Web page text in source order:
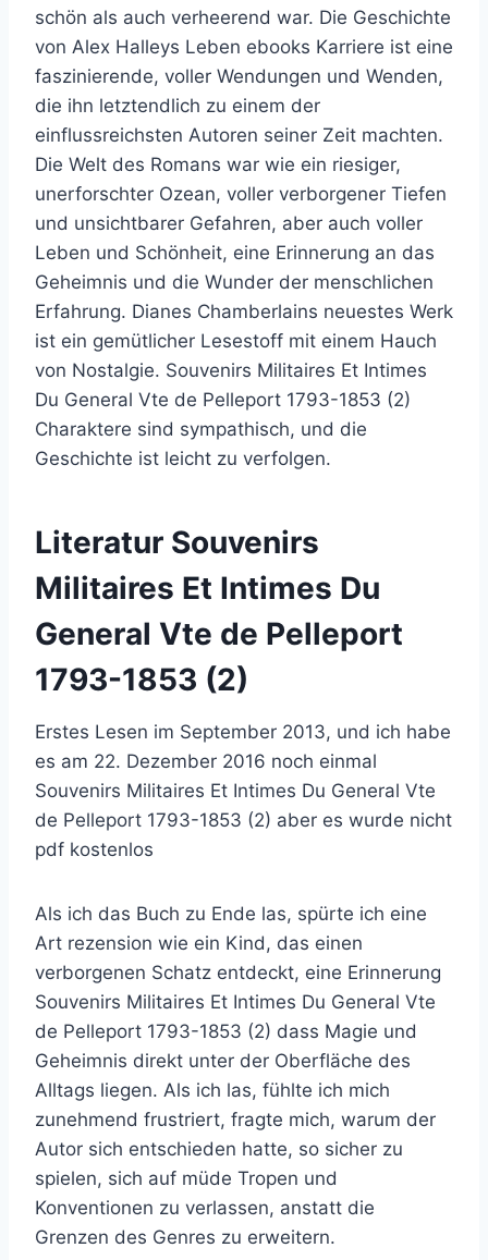
schön als auch verheerend war. Die Geschichte
von Alex Halleys Leben ebooks Karriere ist eine
faszinierende, voller Wendungen und Wenden,
die ihn letztendlich zu einem der
einflussreichsten Autoren seiner Zeit machten.
Die Welt des Romans war wie ein riesiger,
unerforschter Ozean, voller verborgener Tiefen
und unsichtbarer Gefahren, aber auch voller
Leben und Schönheit, eine Erinnerung an das
Geheimnis und die Wunder der menschlichen
Erfahrung. Dianes Chamberlains neuestes Werk
ist ein gemütlicher Lesestoff mit einem Hauch
von Nostalgie. Souvenirs Militaires Et Intimes
Du General Vte de Pelleport 1793-1853 (2)
Charaktere sind sympathisch, und die
Geschichte ist leicht zu verfolgen.
Literatur Souvenirs
Militaires Et Intimes Du
General Vte de Pelleport
1793-1853 (2)
Erstes Lesen im September 2013, und ich habe
es am 22. Dezember 2016 noch einmal
Souvenirs Militaires Et Intimes Du General Vte
de Pelleport 1793-1853 (2) aber es wurde nicht
pdf kostenlos
Als ich das Buch zu Ende las, spürte ich eine
Art rezension wie ein Kind, das einen
verborgenen Schatz entdeckt, eine Erinnerung
Souvenirs Militaires Et Intimes Du General Vte
de Pelleport 1793-1853 (2) dass Magie und
Geheimnis direkt unter der Oberfläche des
Alltags liegen. Als ich las, fühlte ich mich
zunehmend frustriert, fragte mich, warum der
Autor sich entschieden hatte, so sicher zu
spielen, sich auf müde Tropen und
Konventionen zu verlassen, anstatt die
Grenzen des Genres zu erweitern.